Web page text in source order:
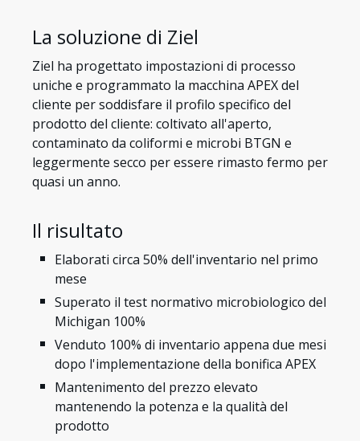
La soluzione di Ziel
Ziel ha progettato impostazioni di processo
uniche e programmato la macchina APEX del
cliente per soddisfare il profilo specifico del
prodotto del cliente: coltivato all'aperto,
contaminato da coliformi e microbi BTGN e
leggermente secco per essere rimasto fermo per
quasi un anno.
Il risultato
Elaborati circa 50% dell'inventario nel primo
mese
Superato il test normativo microbiologico del
Michigan 100%
Venduto 100% di inventario appena due mesi
dopo l'implementazione della bonifica APEX
Mantenimento del prezzo elevato
mantenendo la potenza e la qualità del
prodotto